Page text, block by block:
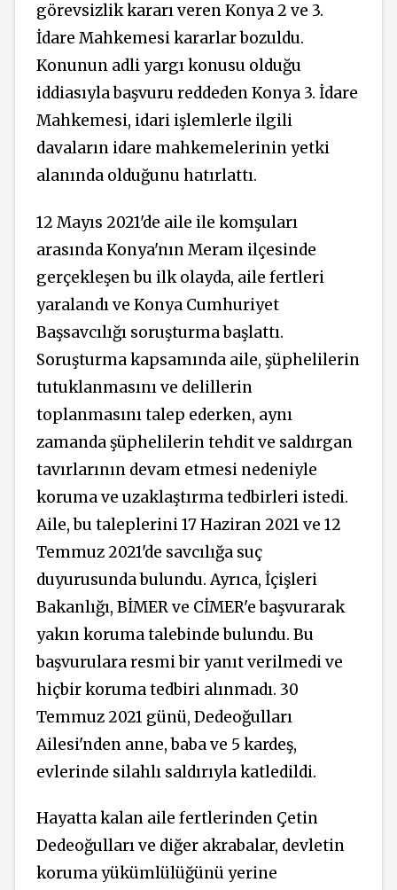
görevsizlik kararı veren Konya 2 ve 3.
İdare Mahkemesi kararlar bozuldu.
Konunun adli yargı konusu olduğu
iddiasıyla başvuru reddeden Konya 3. İdare
Mahkemesi, idari işlemlerle ilgili
davaların idare mahkemelerinin yetki
alanında olduğunu hatırlattı.
12 Mayıs 2021'de aile ile komşuları
arasında Konya'nın Meram ilçesinde
gerçekleşen bu ilk olayda, aile fertleri
yaralandı ve Konya Cumhuriyet
Başsavcılığı soruşturma başlattı.
Soruşturma kapsamında aile, şüphelilerin
tutuklanmasını ve delillerin
toplanmasını talep ederken, aynı
zamanda şüphelilerin tehdit ve saldırgan
tavırlarının devam etmesi nedeniyle
koruma ve uzaklaştırma tedbirleri istedi.
Aile, bu taleplerini 17 Haziran 2021 ve 12
Temmuz 2021'de savcılığa suç
duyurusunda bulundu. Ayrıca, İçişleri
Bakanlığı, BİMER ve CİMER'e başvurarak
yakın koruma talebinde bulundu. Bu
başvurulara resmi bir yanıt verilmedi ve
hiçbir koruma tedbiri alınmadı. 30
Temmuz 2021 günü, Dedeoğulları
Ailesi'nden anne, baba ve 5 kardeş,
evlerinde silahlı saldırıyla katledildi.
Hayatta kalan aile fertlerinden Çetin
Dedeoğulları ve diğer akrabalar, devletin
koruma yükümlülüğünü yerine